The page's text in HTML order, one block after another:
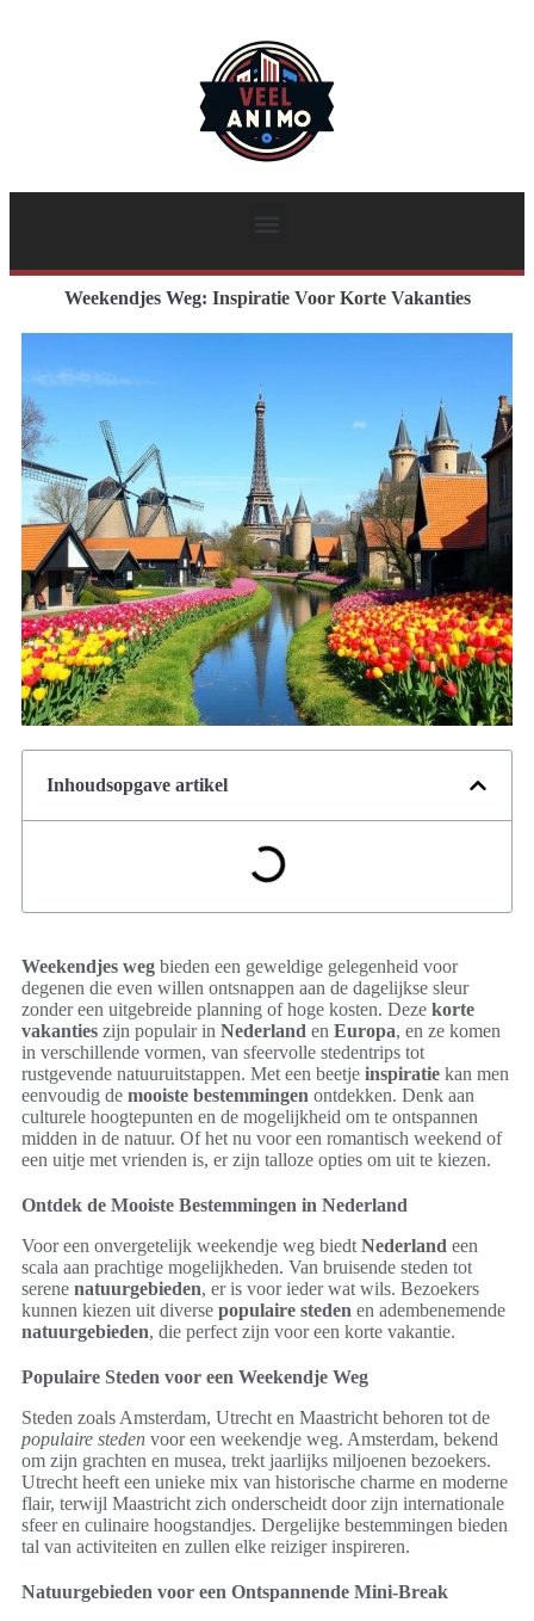
Weekendjes Weg: Inspiratie Voor Korte Vakanties
Inhoudsopgave artikel
Weekendjes weg bieden een geweldige gelegenheid voor
degenen die even willen ontsnappen aan de dagelijkse sleur
zonder een uitgebreide planning of hoge kosten. Deze korte
vakanties zijn populair in Nederland en Europa, en ze komen
in verschillende vormen, van sfeervolle stedentrips tot
rustgevende natuuruitstappen. Met een beetje inspiratie kan men
eenvoudig de mooiste bestemmingen ontdekken. Denk aan
culturele hoogtepunten en de mogelijkheid om te ontspannen
midden in de natuur. Of het nu voor een romantisch weekend of
een uitje met vrienden is, er zijn talloze opties om uit te kiezen.
Ontdek de Mooiste Bestemmingen in Nederland
Voor een onvergetelijk weekendje weg biedt Nederland een
scala aan prachtige mogelijkheden. Van bruisende steden tot
serene natuurgebieden, er is voor ieder wat wils. Bezoekers
kunnen kiezen uit diverse populaire steden en adembenemende
natuurgebieden, die perfect zijn voor een korte vakantie.
Populaire Steden voor een Weekendje Weg
Steden zoals Amsterdam, Utrecht en Maastricht behoren tot de
populaire steden voor een weekendje weg. Amsterdam, bekend
om zijn grachten en musea, trekt jaarlijks miljoenen bezoekers.
Utrecht heeft een unieke mix van historische charme en moderne
flair, terwijl Maastricht zich onderscheidt door zijn internationale
sfeer en culinaire hoogstandjes. Dergelijke bestemmingen bieden
tal van activiteiten en zullen elke reiziger inspireren.
Natuurgebieden voor een Ontspannende Mini-Break